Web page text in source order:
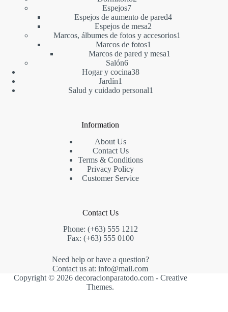
Espejos77
productos
Espejos de aumento de pared44
Espejos de mesa2
productos
Marcos, álbumes de fotos y accesorios1
Marcos de fotos1
producto
Marcos de pared y mesa1
Salón66
productos
Hogar y cocina3838
Jardín1
producto
Salud y cuidado personal1
Information
About Us
Contact Us
Terms & Conditions
Privacy Policy
Customer Service
Contact Us
Phone: (+63) 555 1212
Fax: (+63) 555 0100
Need help or have a question?
Contact us at: info@mail.com
Copyright © 2026 decoracionparatodo.com - Creative
Themes.